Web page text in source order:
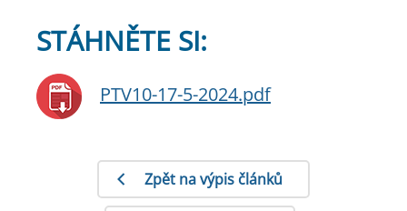
STÁHNĚTE SI:
PTV10-17-5-2024.pdf
Zpět na výpis článků